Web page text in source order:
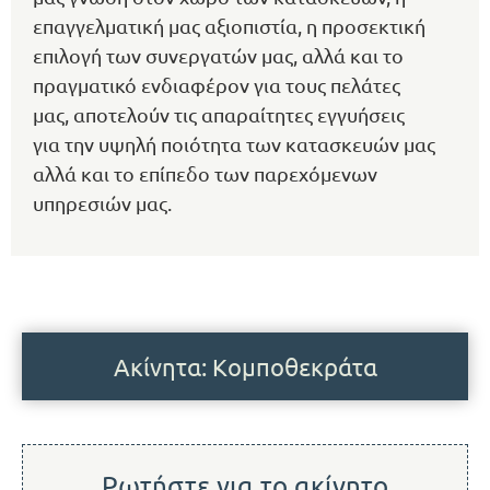
επαγγελματική μας αξιοπιστία, η προσεκτική
επιλογή των συνεργατών μας, αλλά και το
πραγματικό ενδιαφέρον για τους πελάτες
μας, αποτελούν τις απαραίτητες εγγυήσεις
για την υψηλή ποιότητα των κατασκευών μας
αλλά και το επίπεδο των παρεχόμενων
υπηρεσιών μας.
Ακίνητα: Κομποθεκράτα